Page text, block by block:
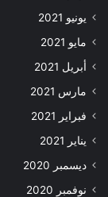
يونيو 2021
مايو 2021
أبريل 2021
مارس 2021
فبراير 2021
يناير 2021
ديسمبر 2020
نوفمبر 2020